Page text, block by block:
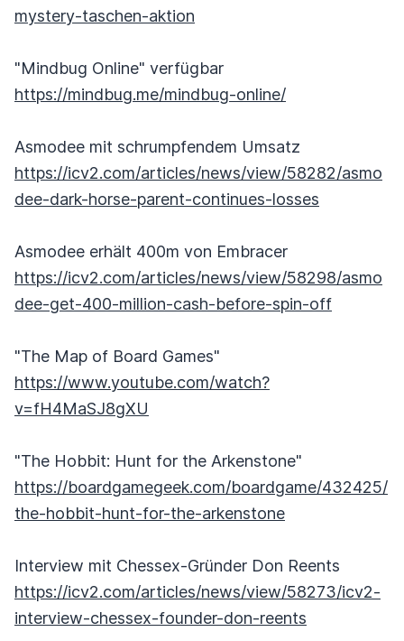
mystery-taschen-aktion
"Mindbug Online" verfügbar
https://mindbug.me/mindbug-online/
Asmodee mit schrumpfendem Umsatz
https://icv2.com/articles/news/view/58282/asmo
dee-dark-horse-parent-continues-losses
Asmodee erhält 400m von Embracer
https://icv2.com/articles/news/view/58298/asmo
dee-get-400-million-cash-before-spin-off
"The Map of Board Games"
https://www.youtube.com/watch?
v=fH4MaSJ8gXU
"The Hobbit: Hunt for the Arkenstone"
https://boardgamegeek.com/boardgame/432425/
the-hobbit-hunt-for-the-arkenstone
Interview mit Chessex-Gründer Don Reents
https://icv2.com/articles/news/view/58273/icv2-
interview-chessex-founder-don-reents